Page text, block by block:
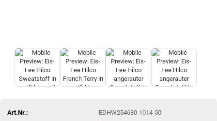
Art.Nr.:
EDHW254630-1014-50